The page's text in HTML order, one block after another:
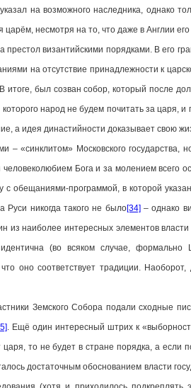
на возможного наследника, однако
несмотря на то, что даже в Англии
византийскими порядками. В его
на отсутствие принадлежности к
итоге, был созван собор, который после
народ не будем почитать за царя,
а идея династийности доказывает свою
Московского государства,
Бога и за молением всего
с обещаниями-программой, в которой
Руси никогда такого не было[34] – однако
из наиболее интересных элементов
(во всяком случае,
оно соответствует традиции.
Земского Собора подали сходные
. Ещё один интересный штрих к
то не будет в стране порядка, а если
достаточным обоснованием власти